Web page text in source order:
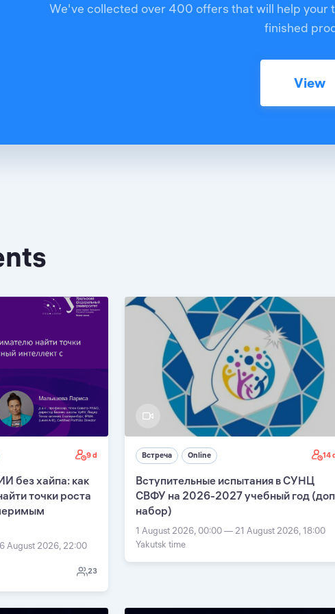
We've collected over 400 offers that will help
finished
View
9 d
без хайпа: как
точки роста
August 2026, 22:00
23
Встреча Online 14
Вступительные испытания в СУНЦ
СВФУ на 2026-2027 учебный год
набор)
1 August 2026, 00:00 — 21 August 2026, 18:00
Yakutsk time